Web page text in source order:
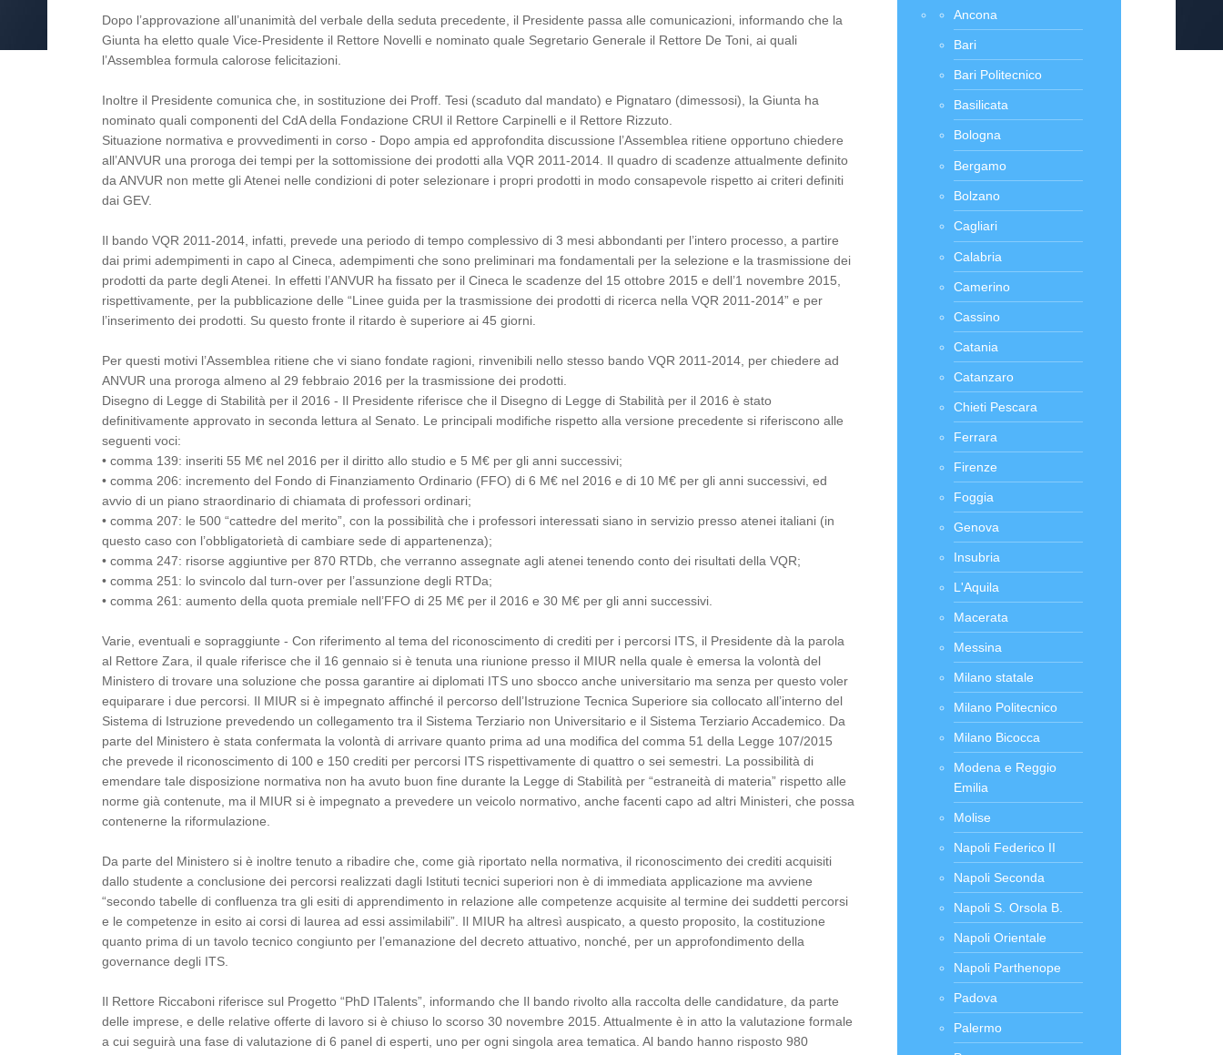
Dopo l’approvazione all’unanimità del verbale della seduta precedente, il Presidente passa alle comunicazioni, informando che la
Giunta ha eletto quale Vice-Presidente il Rettore Novelli e nominato quale Segretario Generale il Rettore De Toni, ai quali
l’Assemblea formula calorose felicitazioni.
Inoltre il Presidente comunica che, in sostituzione dei Proff. Tesi (scaduto dal mandato) e Pignataro (dimessosi), la Giunta ha
nominato quali componenti del CdA della Fondazione CRUI il Rettore Carpinelli e il Rettore Rizzuto.
Situazione normativa e provvedimenti in corso - Dopo ampia ed approfondita discussione l’Assemblea ritiene opportuno chiedere
all’ANVUR una proroga dei tempi per la sottomissione dei prodotti alla VQR 2011-2014. Il quadro di scadenze attualmente definito
da ANVUR non mette gli Atenei nelle condizioni di poter selezionare i propri prodotti in modo consapevole rispetto ai criteri definiti
dai GEV.
Il bando VQR 2011-2014, infatti, prevede una periodo di tempo complessivo di 3 mesi abbondanti per l’intero processo, a partire
dai primi adempimenti in capo al Cineca, adempimenti che sono preliminari ma fondamentali per la selezione e la trasmissione dei
prodotti da parte degli Atenei. In effetti l’ANVUR ha fissato per il Cineca le scadenze del 15 ottobre 2015 e dell’1 novembre 2015,
rispettivamente, per la pubblicazione delle “Linee guida per la trasmissione dei prodotti di ricerca nella VQR 2011-2014” e per
l’inserimento dei prodotti. Su questo fronte il ritardo è superiore ai 45 giorni.
Per questi motivi l’Assemblea ritiene che vi siano fondate ragioni, rinvenibili nello stesso bando VQR 2011-2014, per chiedere ad
ANVUR una proroga almeno al 29 febbraio 2016 per la trasmissione dei prodotti.
Disegno di Legge di Stabilità per il 2016 - Il Presidente riferisce che il Disegno di Legge di Stabilità per il 2016 è stato
definitivamente approvato in seconda lettura al Senato. Le principali modifiche rispetto alla versione precedente si riferiscono alle
seguenti voci:
• comma 139: inseriti 55 M€ nel 2016 per il diritto allo studio e 5 M€ per gli anni successivi;
• comma 206: incremento del Fondo di Finanziamento Ordinario (FFO) di 6 M€ nel 2016 e di 10 M€ per gli anni successivi, ed
avvio di un piano straordinario di chiamata di professori ordinari;
• comma 207: le 500 “cattedre del merito”, con la possibilità che i professori interessati siano in servizio presso atenei italiani (in
questo caso con l’obbligatorietà di cambiare sede di appartenenza);
• comma 247: risorse aggiuntive per 870 RTDb, che verranno assegnate agli atenei tenendo conto dei risultati della VQR;
• comma 251: lo svincolo dal turn-over per l’assunzione degli RTDa;
• comma 261: aumento della quota premiale nell’FFO di 25 M€ per il 2016 e 30 M€ per gli anni successivi.
Varie, eventuali e sopraggiunte - Con riferimento al tema del riconoscimento di crediti per i percorsi ITS, il Presidente dà la parola
al Rettore Zara, il quale riferisce che il 16 gennaio si è tenuta una riunione presso il MIUR nella quale è emersa la volontà del
Ministero di trovare una soluzione che possa garantire ai diplomati ITS uno sbocco anche universitario ma senza per questo voler
equiparare i due percorsi. Il MIUR si è impegnato affinché il percorso dell’Istruzione Tecnica Superiore sia collocato all’interno del
Sistema di Istruzione prevedendo un collegamento tra il Sistema Terziario non Universitario e il Sistema Terziario Accademico. Da
parte del Ministero è stata confermata la volontà di arrivare quanto prima ad una modifica del comma 51 della Legge 107/2015
che prevede il riconoscimento di 100 e 150 crediti per percorsi ITS rispettivamente di quattro o sei semestri. La possibilità di
emendare tale disposizione normativa non ha avuto buon fine durante la Legge di Stabilità per “estraneità di materia” rispetto alle
norme già contenute, ma il MIUR si è impegnato a prevedere un veicolo normativo, anche facenti capo ad altri Ministeri, che possa
contenerne la riformulazione.
Da parte del Ministero si è inoltre tenuto a ribadire che, come già riportato nella normativa, il riconoscimento dei crediti acquisiti
dallo studente a conclusione dei percorsi realizzati dagli Istituti tecnici superiori non è di immediata applicazione ma avviene
“secondo tabelle di confluenza tra gli esiti di apprendimento in relazione alle competenze acquisite al termine dei suddetti percorsi
e le competenze in esito ai corsi di laurea ad essi assimilabili”. Il MIUR ha altresì auspicato, a questo proposito, la costituzione
quanto prima di un tavolo tecnico congiunto per l’emanazione del decreto attuativo, nonché, per un approfondimento della
governance degli ITS.
Il Rettore Riccaboni riferisce sul Progetto “PhD ITalents”, informando che Il bando rivolto alla raccolta delle candidature, da parte
delle imprese, e delle relative offerte di lavoro si è chiuso lo scorso 30 novembre 2015. Attualmente è in atto la valutazione formale
a cui seguirà una fase di valutazione di 6 panel di esperti, uno per ogni singola area tematica. Al bando hanno risposto 980
Ancona
Bari
Bari Politecnico
Basilicata
Bologna
Bergamo
Bolzano
Cagliari
Calabria
Camerino
Cassino
Catania
Catanzaro
Chieti Pescara
Ferrara
Firenze
Foggia
Genova
Insubria
L'Aquila
Macerata
Messina
Milano statale
Milano Politecnico
Milano Bicocca
Modena e Reggio
Emilia
Molise
Napoli Federico II
Napoli Seconda
Napoli S. Orsola B.
Napoli Orientale
Napoli Parthenope
Padova
Palermo